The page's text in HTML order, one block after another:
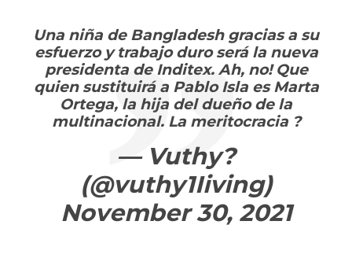
Una niña de Bangladesh gracias a su
esfuerzo y trabajo duro será la nueva
presidenta de Inditex. Ah, no! Que
quien sustituirá a Pablo Isla es Marta
Ortega, la hija del dueño de la
multinacional. La meritocracia ?
— Vuthy?
(@vuthy1Iiving)
November 30, 2021